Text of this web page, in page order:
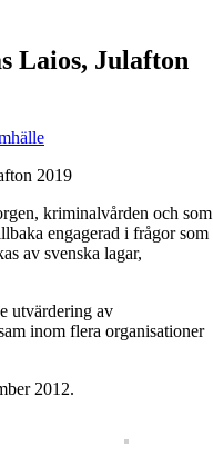
Laios, Julafton
kriminalvården och som
engagerad i frågor som
av svenska lagar,
utvärdering av
inom flera organisationer
2012.